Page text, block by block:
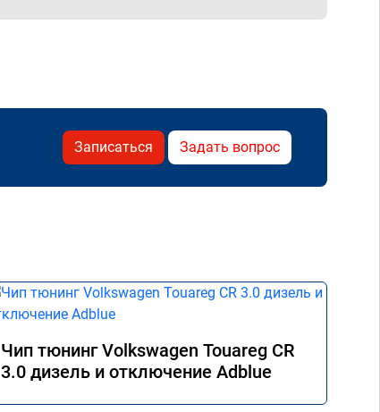
Записаться Задать вопрос
Чип тюнинг Volkswagen Touareg CR
3.0 дизель и отключение Adblue